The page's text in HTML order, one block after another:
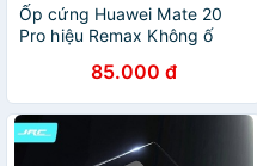
Ốp cứng Huawei Mate 20
Pro hiệu Remax Không ố
85.000 đ